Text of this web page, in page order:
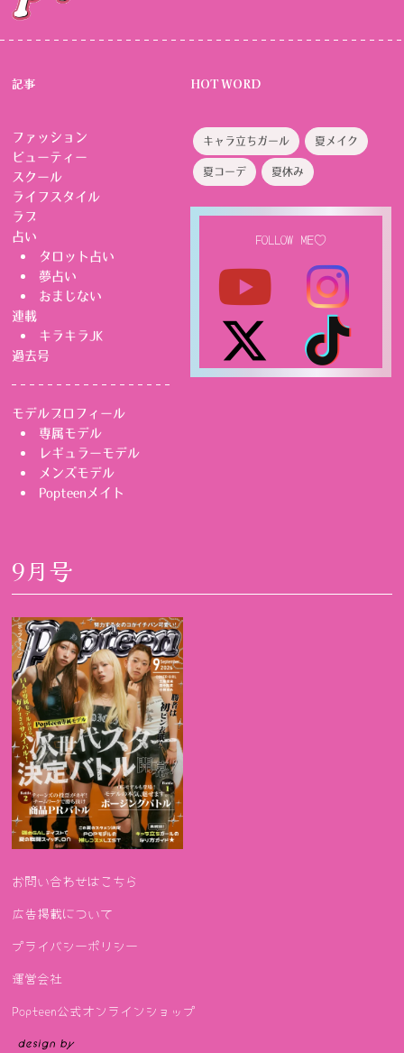
記事
ファッション
ビューティー
スクール
ライフスタイル
ラブ
占い
タロット占い
夢占い
おまじない
連載
キラキラJK
過去号
モデルプロフィール
専属モデル
レギュラーモデル
メンズモデル
Popteenメイト
HOT WORD
キャラ立ちガール 夏メイク
夏コーデ 夏休み
FOLLOW ME♡
9月号
お問い合わせはこちら
広告掲載について
プライバシーポリシー
運営会社
Popteen公式オンラインショップ